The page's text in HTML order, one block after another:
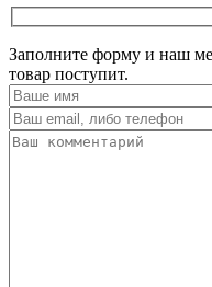
Заполните форму и наш
товар поступит.